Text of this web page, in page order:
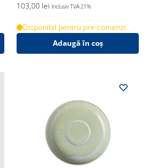
103,00 lei Inclusiv TVA 21%
Disponibil pentru pre-comenzi
Adaugă în coș